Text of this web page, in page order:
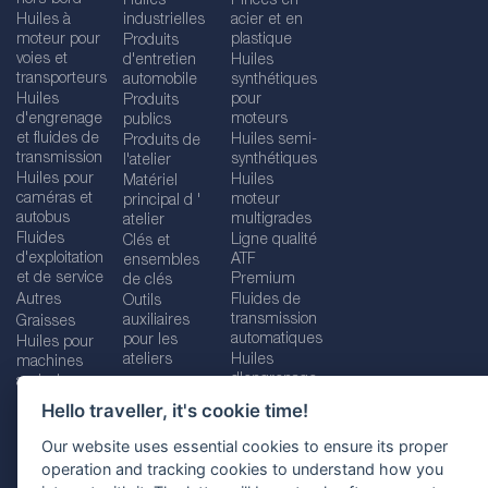
Hello traveller, it's cookie time!
Our website uses essential cookies to ensure its proper
operation and tracking cookies to understand how you
Huiles à
moteur pour
voies et
transporteurs
Huiles
d'engrenage
et fluides de
transmission
Huiles pour
caméras et
autobus
Fluides
d'exploitation
et de service
Autres
Graisses
Huiles pour
machines
agricoles
industrielles
Produits
d'entretien
automobile
Produits
publics
Produits de
l'atelier
Matériel
principal d '
atelier
Clés et
ensembles
de clés
Outils
auxiliaires
pour les
ateliers
acier et en
plastique
Huiles
synthétiques
pour
moteurs
Huiles semi-
synthétiques
Huiles
moteur
multigrades
Ligne qualité
ATF
Premium
Fluides de
transmission
automatiques
Huiles
d'engrenage
Imprint Legal disclaimer Privacy policy